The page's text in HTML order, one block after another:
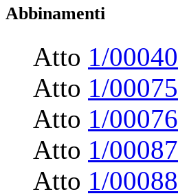
Abbinamenti
Atto 1/00040
Atto 1/00075
Atto 1/00076
Atto 1/00087
Atto 1/00088